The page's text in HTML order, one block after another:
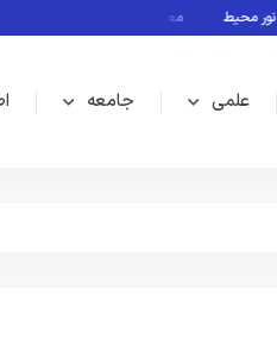
معرفی بازی های بدون نیاز به اینترنت
علمی جامعه